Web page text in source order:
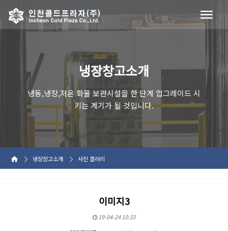
냉장창고소개
냉동,냉장,저온 화물 보관시설을 한 단계 업그레이드 시
키는 계기가 될 것입니다.
냉장창고소개 사진 갤러리
이미지3
19-04-24 10:33